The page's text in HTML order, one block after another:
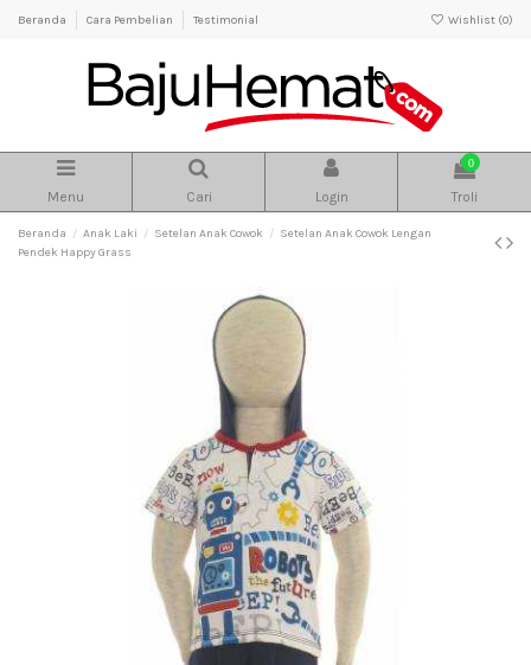
Beranda Cara Pembelian Testimonial Wishlist (0)
Menu Cari Login
0
Troli
Beranda Anak Laki Setelan Anak Cowok
Setelan Anak Cowok Lengan
Pendek Happy Grass